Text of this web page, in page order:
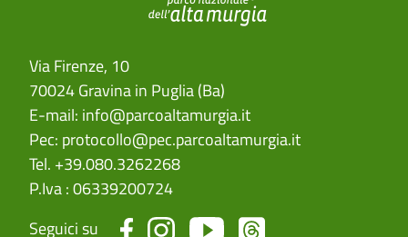
Via Firenze, 10
70024 Gravina in Puglia (Ba)
E-mail: info@parcoaltamurgia.it
Pec: protocollo@pec.parcoaltamurgia.it
Tel. +39.080.3262268
P.Iva : 06339200724
Seguici su